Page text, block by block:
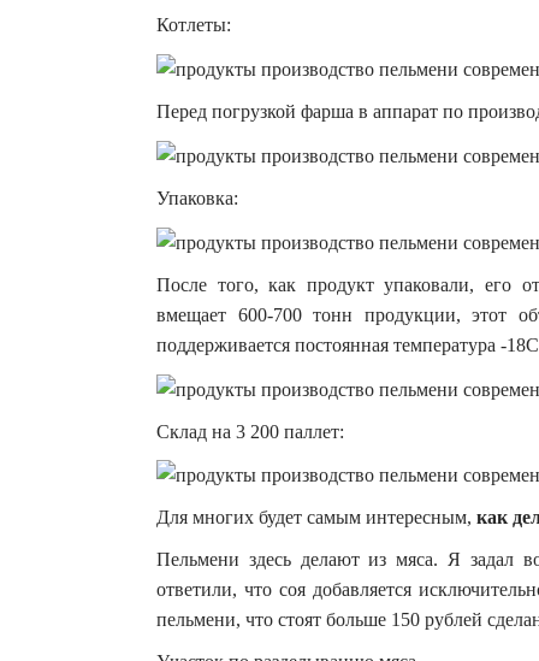
Котлеты:
Перед погрузкой фарша в аппарат по
Упаковка:
После того, как продукт упаковали, его
вмещает 600-700 тонн продукции, этот
поддерживается постоянная температура -
Склад на 3 200 паллет:
Для многих будет самым интересным, как
Пельмени здесь делают из мяса. Я задал
ответили, что соя добавляется
пельмени, что стоят больше 150 рублей